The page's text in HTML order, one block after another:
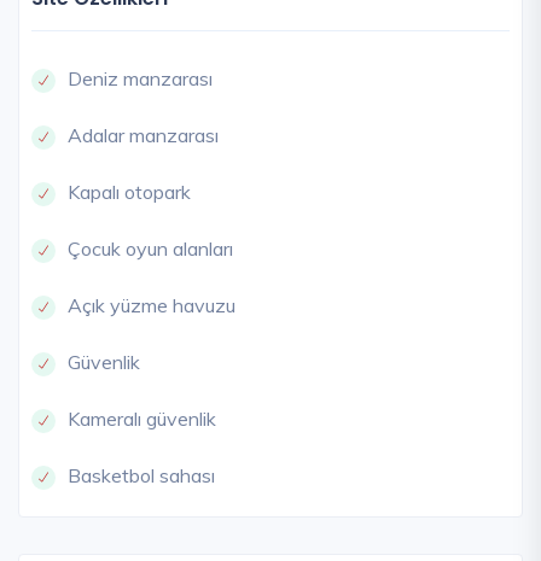
Deniz manzarası
Adalar manzarası
Kapalı otopark
Çocuk oyun alanları
Açık yüzme havuzu
Güvenlik
Kameralı güvenlik
Basketbol sahası